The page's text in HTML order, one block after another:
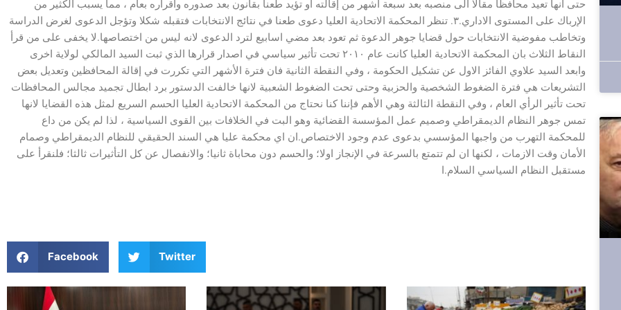
حتى انها تعيد محافظا مقالا الى منصبه بعد سبعة اشهر من إقالته او تؤيد طعنا بقانون بعد صدوره واقراره بعام ، مما يسبب الكثير من
الإرباك على المستوى الاداري.٣. تنظر المحكمة الاتحادية العليا دعوى طعنا في نتائج الانتخابات فتقبله شكلا وتؤجل الدعوى لغرض الدراسة
وتخاطب مفوضية الانتخابات حول قضايا جوهر الدعوة ثم تعود بعد مضي اسابيع لترد الدعوى لانه ليس من اختصاصها.لا يخفى على من قرأ
النقاط الثلاث بان المحكمة الاتحادية العليا كانت عام ٢٠١٠ تحت تأثير سياسي في اصدار قرارها الذي ثبت السيد المالكي لولاية اخرى
وابعد السيد علاوي الفائز الاول عن تشكيل الحكومة ، وفي النقطة الثانية فان فترة الأشهر التي تكررت في إقالة المحافظين وتعديل بعض
التشريعات هي فترة الضغوط الشخصية والحزبية وحتى تحت الضغوط الشعبية لانها خالفت الدستور برد ابطال تجميد مجالس المحافظات
تحت تأثير الرأي العام ، وفي النقطة الثالثة وهي الأهم فإننا كنا نحتاج من المحكمة الاتحادية العليا الحسم السريع لمثل هذه القضايا لانها
تمس جوهر النظام الديمقراطي وصميم عمل المؤسسة القضائية وهو البت في الخلافات بين القوى السياسية ، لذا لم يكن من داع
للمحكمة التهرب من واجبها المؤسسي بدعوى عدم وجود الاختصاص.ان اي محكمة عليا هي السند الحقيقي للنظام الديمقراطي وصمام
الأمان وقت الازمات ، لكنها ان لم تتمتع بالسرعة في الإنجاز اولا؛ والحسم دون محاباة ثانيا؛ والانفصال عن كل التأثيرات ثالثا؛ فلنقرأ على
مستقبل النظام السياسي السلام.ا
Facebook Twitter